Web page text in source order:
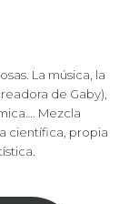
La música, la
de Gaby),
Mezcla
científica, propia